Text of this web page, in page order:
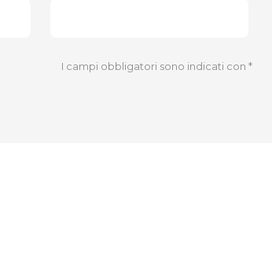
I campi obbligatori sono indicati con*